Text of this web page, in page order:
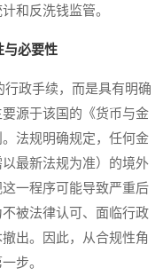
和反洗钱监管。
与必要性
政手续，而是具有明确
源于该国的《货币与金
法规明确规定，任何金
最新法规为准）的境外
一程序可能导致严重后
被法律认可、面临行政
出。因此，从合规性角
步。